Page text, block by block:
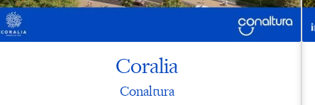
Coralia
Conaltura